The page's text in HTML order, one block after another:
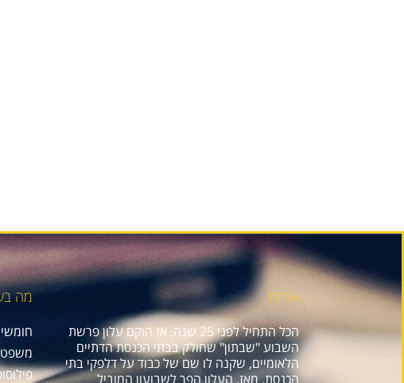
אודות
הכל התחיל לפני 25 שנה, אז הוקם עלון פרשת
השבוע "שבתון" שחולק בבתי הכנסת הדתיים
הלאומיים, שקנה לו שם של כבוד על דלפקי בתי
הכנסת. מאז, העלון הפך לשבועון המוביל
מה
משפט